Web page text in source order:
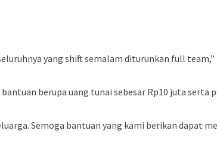
yang shift semalam diturunkan full
berupa uang tunai sebesar Rp10 juta serta
Semoga bantuan yang kami berikan dapat